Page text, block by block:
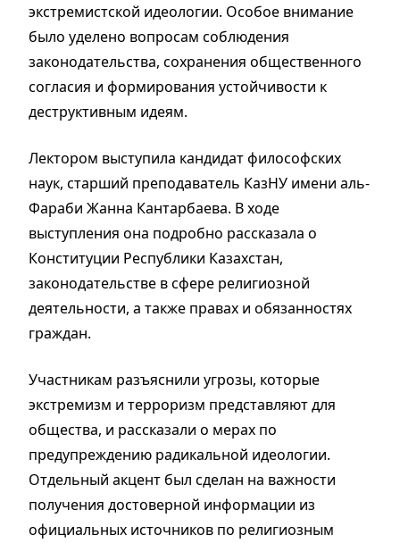
экстремистской идеологии. Особое внимание
было уделено вопросам соблюдения
законодательства, сохранения общественного
согласия и формирования устойчивости к
деструктивным идеям.
Лектором выступила кандидат философских
наук, старший преподаватель КазНУ имени аль-
Фараби Жанна Кантарбаева. В ходе
выступления она подробно рассказала о
Конституции Республики Казахстан,
законодательстве в сфере религиозной
деятельности, а также правах и обязанностях
граждан.
Участникам разъяснили угрозы, которые
экстремизм и терроризм представляют для
общества, и рассказали о мерах по
предупреждению радикальной идеологии.
Отдельный акцент был сделан на важности
получения достоверной информации из
официальных источников по религиозным